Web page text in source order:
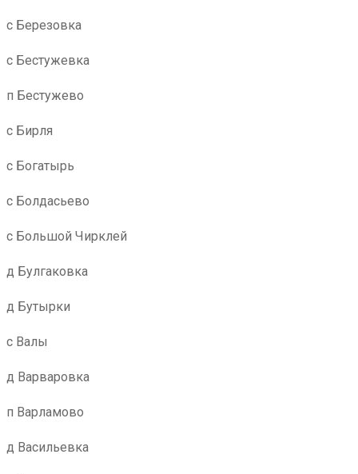
с Березовка
с Бестужевка
п Бестужево
с Бирля
с Богатырь
с Болдасьево
с Большой Чирклей
д Булгаковка
д Бутырки
с Валы
д Варваровка
п Варламово
д Васильевка